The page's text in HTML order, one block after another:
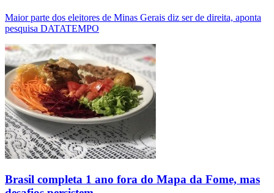
Maior parte dos eleitores de Minas Gerais diz ser de direita, aponta
pesquisa DATATEMPO
Brasil completa 1 ano fora do Mapa da Fome, mas